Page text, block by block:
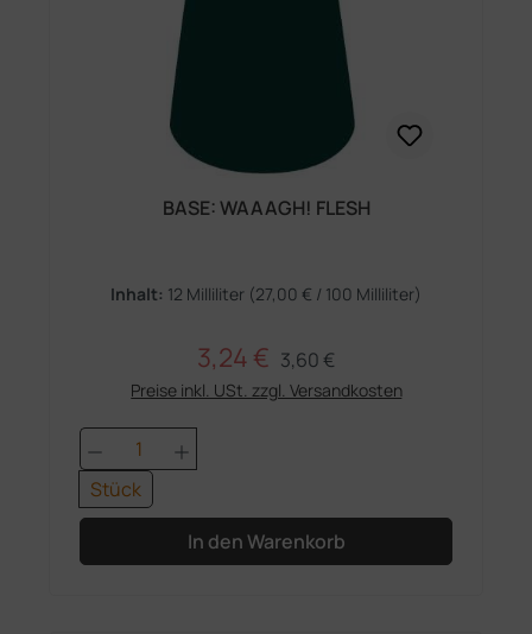
BASE: WAAAGH! FLESH
Inhalt: 12 Milliliter (27,00 € / 100 Milliliter)
Verkaufspreis:
3,24 € Regulärer Preis:
3,60 €
Preise inkl. USt. zzgl. Versandkosten
Produkt Anzahl: Gib den
Stück
In den Warenkorb